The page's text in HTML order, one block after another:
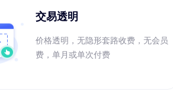
交易透明
价格透明，无隐形套路收费，无会员
费，单月或单次付费